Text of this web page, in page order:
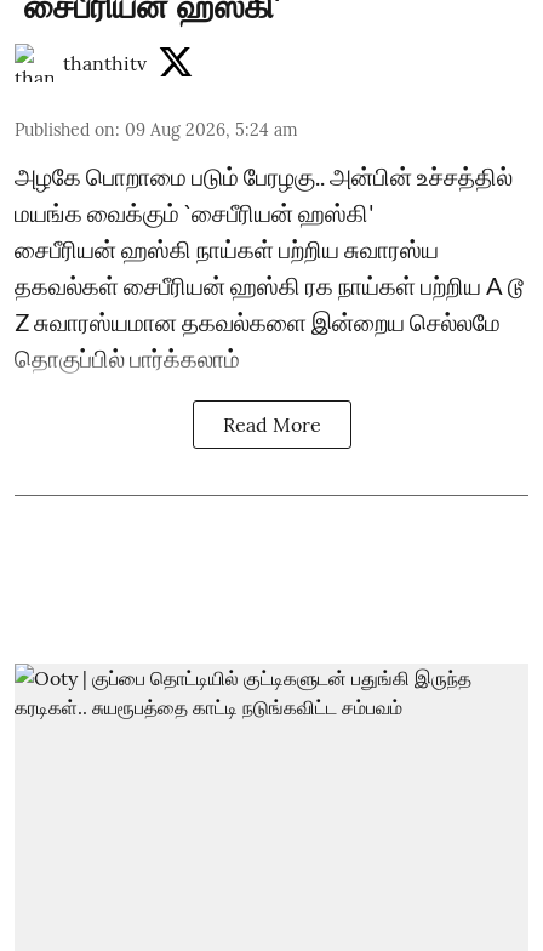
thanthitv
Published on: 09 Aug 2026, 5:24 am
அழகே பொறாமை படும் பேரழகு.. அன்பின் உச்சத்தில்
மயங்க வைக்கும் `சைபீரியன் ஹஸ்கி'
சைபீரியன் ஹஸ்கி நாய்கள் பற்றிய சுவாரஸ்ய
தகவல்கள் சைபீரியன் ஹஸ்கி ரக நாய்கள் பற்றிய A டூ
Z சுவாரஸ்யமான தகவல்களை இன்றைய செல்லமே
தொகுப்பில் பார்க்கலாம்
Read More